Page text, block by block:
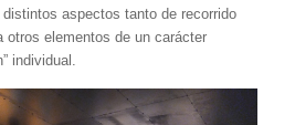
aspectos tanto de recorrido
otros elementos de un carácter
individual.